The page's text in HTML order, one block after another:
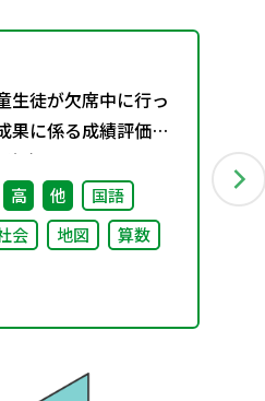
生徒が欠席中に行っ
果に係る成績評価に
知）
高 他
国語
会 地図
算数